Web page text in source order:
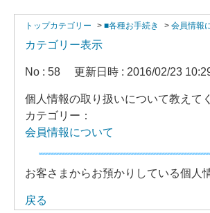
トップカテゴリー > ■各種お手続き > 会員情報
カテゴリー表示
No : 58 更新日時 : 2016/02/23
個人情報の取り扱いについて教えて
カテゴリー：
会員情報について
お客さまからお預かりしている個人
戻る